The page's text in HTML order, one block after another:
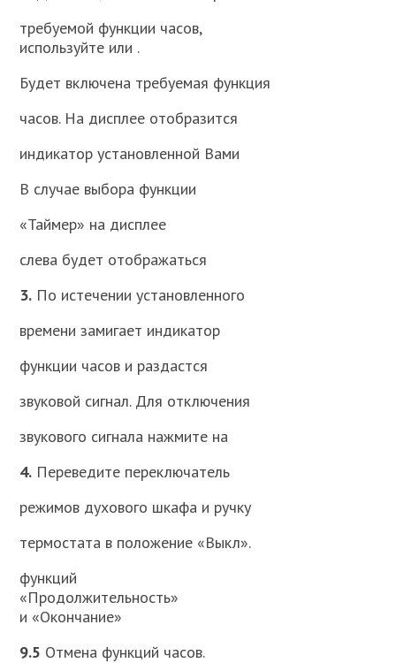
требуемой функции часов,
используйте или .
Будет включена требуемая функция
часов. На дисплее отобразится
индикатор установленной Вами
В случае выбора функции
«Таймер» на дисплее
слева будет отображаться
3. По истечении установленного
времени замигает индикатор
функции часов и раздастся
звуковой сигнал. Для отключения
звукового сигнала нажмите на
4. Переведите переключатель
режимов духового шкафа и ручку
термостата в положение «Выкл».
функций
«Продолжительность»
и «Окончание»
9.5 Отмена функций часов.